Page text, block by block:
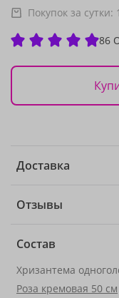
Покупок за сутки: 1
86
Доставка
Отзывы
Состав
Хризантема
Роза кремовая 50 см